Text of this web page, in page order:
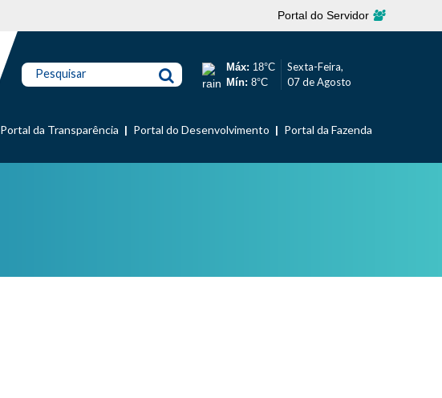
Portal do Servidor
Pesquisar Máx: 18°C
Mín: 8°C
Sexta-Feira,
07 de Agosto
Portal da Transparência Portal do Desenvolvimento Portal da Fazenda